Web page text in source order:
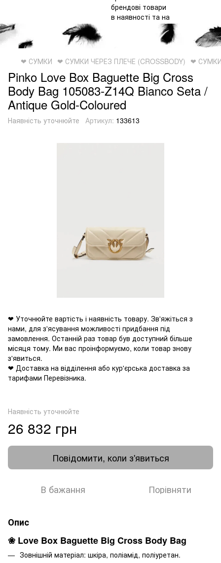
❤ СУМКИ ❤ СУМКИ ЧЕРЕЗ ПЛЕЧЕ (CROSSBODY) ❤ СУМКИ
Pinko Love Box Baguette Big Cross
Body Bag 105083-Z14Q Bianco Seta /
Antique Gold-Coloured
Наявність уточнюйте Артикул: 133613
❤ Уточнюйте вартість і наявність товару. Зв'яжіться з
нами, для з'ясування можливості придбання під
замовлення. Останній раз товар був доступний більше
місяця тому. Ми вас проінформуємо, коли товар знову
з'явиться.
❤ Доставка на відділення або кур'єрська доставка за
тарифами Перевізника.
Наявність уточнюйте
26 832 грн
Повідомити, коли з'явиться
В бажання Порівняти
Опис
❀ Love Box Baguette Big Cross Body Bag
Зовнішній матеріал: шкіра, поліамід, поліуретан.